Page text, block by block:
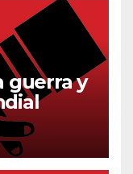
guerra y